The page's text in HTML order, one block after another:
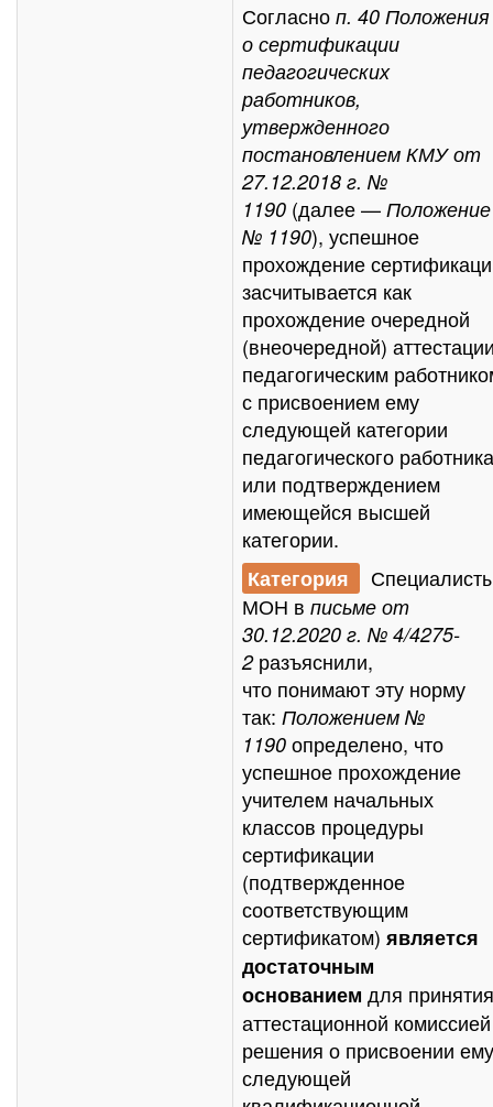
Согласно п. 40 Положения
о сертификации
педагогических
работников,
утвержденного
постановлением КМУ от
27.12.2018 г. №
1190 (далее — Положение
№ 1190), успешное
прохождение
засчитывается как
прохождение очередной
(внеочередной)
педагогическим
с присвоением ему
следующей категории
педагогического работника
или подтверждением
имеющейся высшей
категории.
Категория
МОН в письме от
30.12.2020 г. № 4/4275-
2 разъяснили,
что понимают эту норму
так: Положением №
1190 определено, что
успешное прохождение
учителем начальных
классов процедуры
сертификации
(подтвержденное
соответствующим
сертификатом) является
достаточным
основанием для принятия
аттестационной комиссией
решения о присвоении ему
следующей